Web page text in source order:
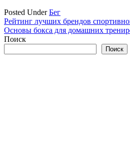
Posted UnderБег
Навигация
по
Рейтинг лучших брендов
Основы бокса для домашних
Поиск
Поиск